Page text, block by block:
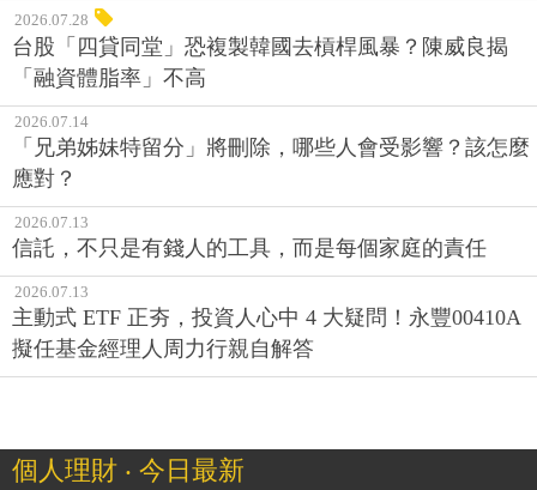
2026.07.28
台股「四貸同堂」恐複製韓國去槓桿風暴？陳威良揭
「融資體脂率」不高
2026.07.14
「兄弟姊妹特留分」將刪除，哪些人會受影響？該怎麼
應對？
2026.07.13
信託，不只是有錢人的工具，而是每個家庭的責任
2026.07.13
主動式 ETF 正夯，投資人心中 4 大疑問！永豐00410A
擬任基金經理人周力行親自解答
個人理財 ‧ 今日最新